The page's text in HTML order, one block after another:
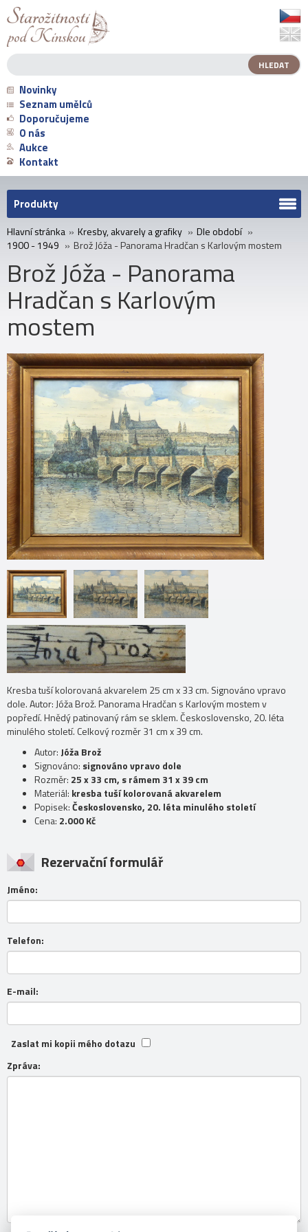
Novinky
Seznam umělců
Doporučujeme
O nás
Aukce
Kontakt
Produkty
Hlavní stránka » Kresby, akvarely a grafiky » Dle období »
1900 - 1949 » Brož Jóža - Panorama Hradčan s Karlovým mostem
Brož Jóža - Panorama
Hradčan s Karlovým
mostem
Kresba tuší kolorovaná akvarelem 25 cm x 33 cm. Signováno vpravo
dole. Autor: Jóža Brož. Panorama Hradčan s Karlovým mostem v
popředí. Hnědý patinovaný rám se sklem. Československo, 20. léta
minulého století. Celkový rozměr 31 cm x 39 cm.
Autor: Jóža Brož
Signováno: signováno vpravo dole
Rozměr: 25 x 33 cm, s rámem 31 x 39 cm
Materiál: kresba tuší kolorovaná akvarelem
Popisek:Československo, 20. léta minulého století
Cena: 2.000 Kč
Rezervační formulář
Jméno:
Telefon:
E-mail:
Zaslat mi kopii mého dotazu
Zpráva: